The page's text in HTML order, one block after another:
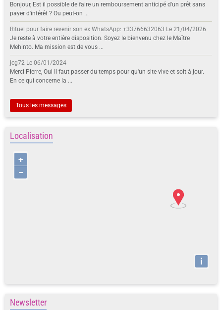
Bonjour, Est il possible de faire un remboursement anticipé d'un prêt sans
payer d'intérêt ? Ou peut-on ...
Rituel pour faire revenir son ex WhatsApp: +33766632063 Le 21/04/2026
Je reste à votre entière disposition. Soyez le bienvenu chez le Maître
Mehinto. Ma mission est de vous ...
jcg72 Le 06/01/2024
Merci Pierre, Oui Il faut passer du temps pour qu'un site vive et soit à jour.
En ce qui concerne la ...
Tous les messages
Localisation
+
−
i
Newsletter